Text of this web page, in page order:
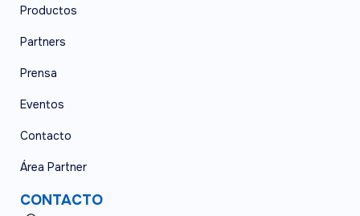
Productos
Partners
Prensa
Eventos
Contacto
Área Partner
CONTACTO